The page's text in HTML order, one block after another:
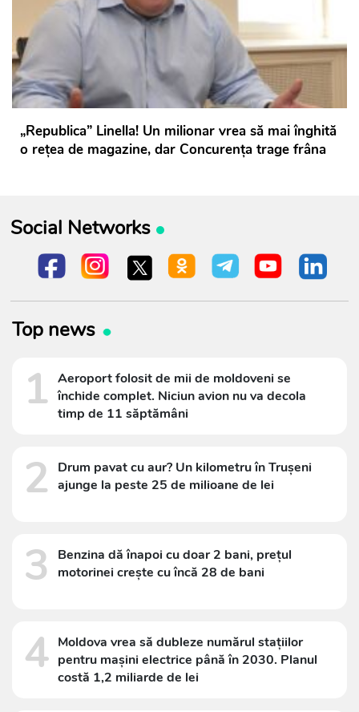
„Republica” Linella! Un milionar vrea să mai înghită
o rețea de magazine, dar Concurența trage frâna
Social Networks
Top news
1 Aeroport folosit de mii de moldoveni se
închide complet. Niciun avion nu va decola
timp de 11 săptămâni
2
Drum pavat cu aur? Un kilometru în Trușeni
ajunge la peste 25 de milioane de lei
3
Benzina dă înapoi cu doar 2 bani, prețul
motorinei crește cu încă 28 de bani
4 Moldova vrea să dubleze numărul stațiilor
pentru mașini electrice până în 2030. Planul
costă 1,2 miliarde de lei